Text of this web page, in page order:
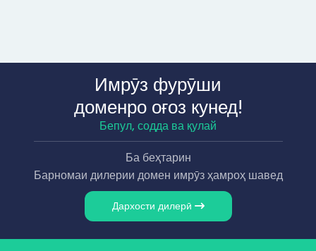
Имрӯз фурӯши
доменро оғоз кунед!
Бепул, содда ва қулай
Ба беҳтарин
Барномаи дилерии домен имрӯз ҳамроҳ шавед
Дархости дилерӣ